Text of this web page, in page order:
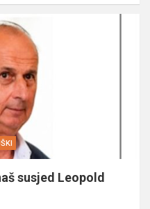
susjed Leopold